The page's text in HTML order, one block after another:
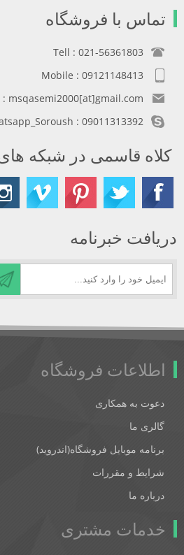
تماس با فروشگاه
Tell : 021-56361803
Mobile : 09121148413
msqasemi2000[at]gmail.com
: 09011313392
کلاه قاسمی در شبکه
دریافت خبرنامه
اطلاعات فروشگاه
دعوت به همکاری
گالری ما
برنامه موبایل فروشگاه(اندروید)
شرایط و مقررات
درباره ما
خدمات مشتری